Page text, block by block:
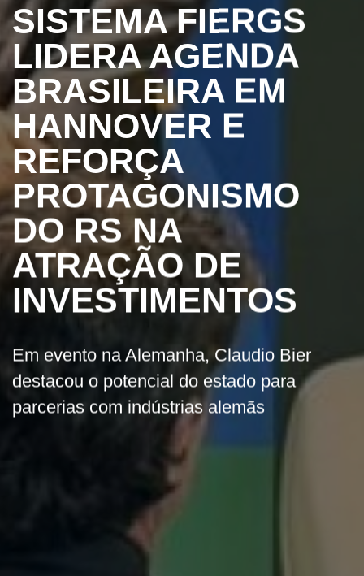
SISTEMA FIERGS
LIDERA AGENDA
BRASILEIRA EM
HANNOVER E
REFORÇA
PROTAGONISMO
DO RS NA
ATRAÇÃO DE
INVESTIMENTOS
Em evento na Alemanha, Claudio Bier
destacou o potencial do estado para
parcerias com indústrias alemãs